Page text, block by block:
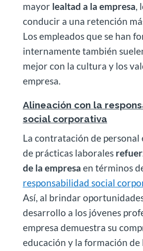
mayor lealtad a la empresa,
conducir a una retención
Los empleados que se han
internamente también
mejor con la cultura y los
empresa.
Alineación con la
social corporativa
La contratación de personal
de prácticas laborales
de la empresa en términos
responsabilidad social
Así, al brindar
desarrollo a los jóvenes
empresa demuestra su
educación y la formación de